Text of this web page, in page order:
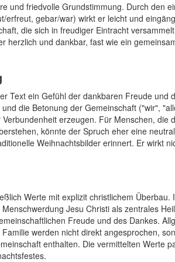
und friedvolle Grundstimmung. Durch den
erfreut, gebar/war) wirkt er leicht und
die sich in freudiger Eintracht
herzlich und dankbar, fast wie ein
Text ein Gefühl der dankbaren Freude und
die Betonung der Gemeinschaft ("wir",
erzeugen. Für Menschen, die
könnte der Spruch eher eine
Weihnachtsbilder erinnert. Er wirkt
Werte mit explizit christlichem Überbau.
Jesu Christi als zentrales
Freude und des Dankes.
werden nicht direkt angesprochen,
enthalten. Die vermittelten Werte